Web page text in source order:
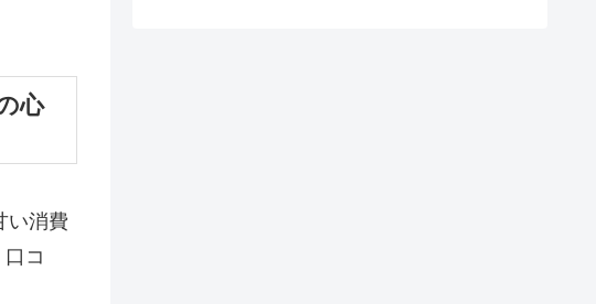
心
い消費
コ